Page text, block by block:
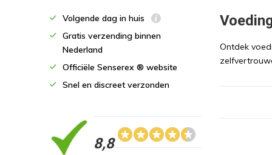
Ontdek
Volgende dag in huis
Gratis verzending binnen
Nederland
Officiële Senserex ® website
Snel en discreet verzonden
8,8